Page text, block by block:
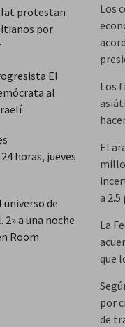
Los
Los
El
a
La
que
por
de
protestan
por
El
al
horas, jueves
universo de
2» a una noche
Room